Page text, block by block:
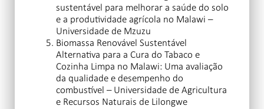
sustentável para melhorar a saúde do solo
e a produtividade agrícola no Malawi –
Universidade de Mzuzu
Biomassa Renovável Sustentável
Alternativa para a Cura do Tabaco e
Cozinha Limpa no Malawi: Uma avaliação
da qualidade e desempenho do
combustível – Universidade de Agricultura
e Recursos Naturais de Lilongwe